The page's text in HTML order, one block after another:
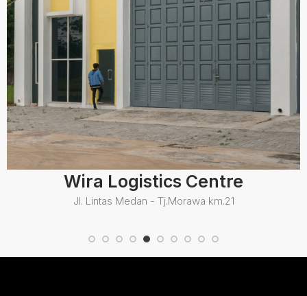
Wira Logistics Centre
Jl. Lintas Medan - Tj.Morawa km.21